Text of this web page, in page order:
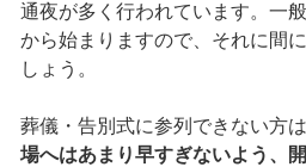
通夜が多く行われています。一
から始まりますので、それに間
しょう。
葬儀・告別式に参列できない方
場へはあまり早すぎないよう、